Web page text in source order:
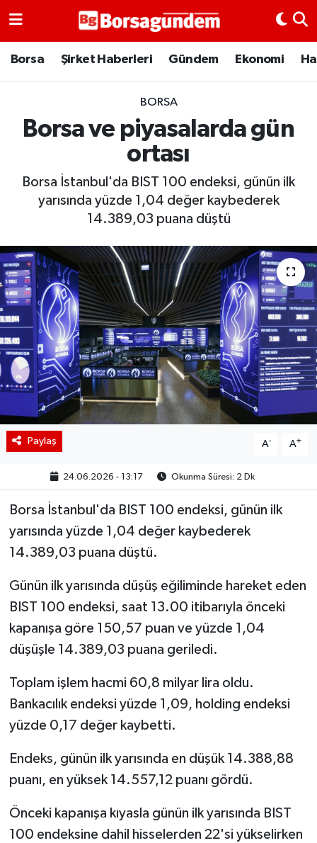
Borsa Şirket Haberleri Gündem Ekonomi
BORSA
Borsa ve piyasalarda gün
ortası
Borsa İstanbul'da BIST 100 endeksi, günün ilk
yarısında yüzde 1,04 değer kaybederek
14.389,03 puana düştü
Paylaş A- A+
24.06.2026 - 13:17 Okunma Süresi: 2 Dk
Borsa İstanbul'da BIST 100 endeksi, günün ilk
yarısında yüzde 1,04 değer kaybederek
14.389,03 puana düştü.
Günün ilk yarısında düşüş eğiliminde hareket eden
BIST 100 endeksi, saat 13.00 itibarıyla önceki
kapanışa göre 150,57 puan ve yüzde 1,04
düşüşle 14.389,03 puana geriledi.
Toplam işlem hacmi 60,8 milyar lira oldu.
Bankacılık endeksi yüzde 1,09, holding endeksi
yüzde 0,17 değer kaybetti.
Endeks, günün ilk yarısında en düşük 14.388,88
puanı, en yüksek 14.557,12 puanı gördü.
Önceki kapanışa kıyasla günün ilk yarısında BIST
100 endeksine dahil hisselerden 22'si yükselirken
Borsa
Emtia
Gündem
Şirket Haberleri
Borsa Gundem
BIST 100 Isı Haritası
Coin Isı Haritası
Ekonomik Takvim
Kiripto Para Piyasası
Gizlilik Sözleşmesi
Hakkımızda
İletişim